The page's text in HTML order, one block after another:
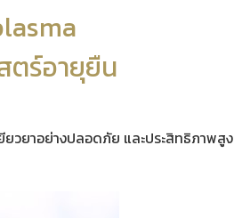
ตร์อายุยืน
วยาอย่างปลอดภัย และประสิทธิภาพสูง